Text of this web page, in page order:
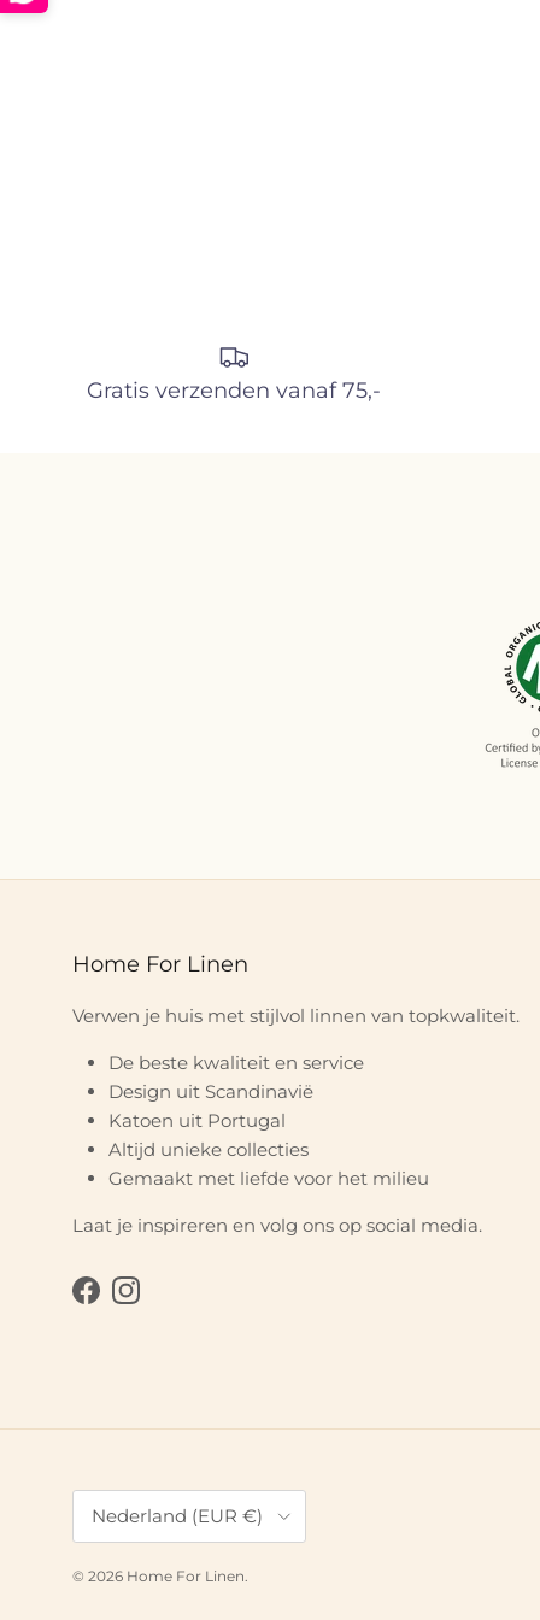
Gratis verzenden vanaf 75,-
Home For Linen
Verwen je huis met stijlvol linnen van topkwaliteit.
De beste kwaliteit en service
Design uit Scandinavië
Katoen uit Portugal
Altijd unieke collecties
Gemaakt met liefde voor het milieu
Laat je inspireren en volg ons op social media.
FacebookInstagram
Land/Regio
Nederland (EUR €)
© 2026 Home For Linen.